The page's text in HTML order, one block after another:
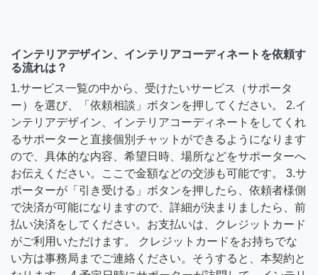
インテリアデザイン、インテリアコーディネートを依頼す
る流れは？
1.サービス一覧の中から、受けたいサービス（サポータ
ー）を選び、「依頼相談」ボタンを押してください。 2.イ
ンテリアデザイン、インテリアコーディネートをしてくれ
るサポーターと直接個別チャットができるようになります
ので、具体的な内容、希望日時、場所などをサポーターへ
お伝えください。ここで金額などの交渉も可能です。 3.サ
ポーターが「引き受ける」ボタンを押したら、依頼者様側
で決済が可能になりますので、詳細が決まりましたら、前
払い決済をしてください。お支払いは、クレジットカード
がご利用いただけます。 クレジットカードをお持ちでな
い方は事務局までご連絡ください。そうすると、本契約と